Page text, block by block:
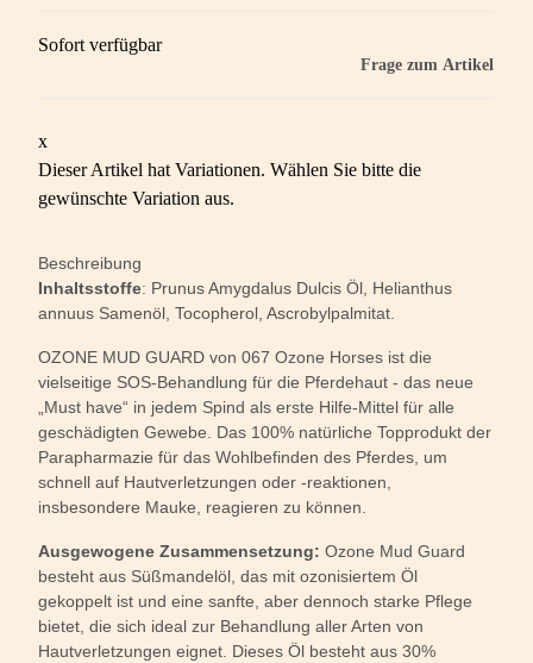
Sofort verfügbar
Frage zum Artikel
x
Dieser Artikel hat Variationen. Wählen Sie bitte die
gewünschte Variation aus.
Beschreibung
Inhaltsstoffe: Prunus Amygdalus Dulcis Öl, Helianthus
annuus Samenöl, Tocopherol, Ascrobylpalmitat.
OZONE MUD GUARD von 067 Ozone Horses ist die
vielseitige SOS-Behandlung für die Pferdehaut - das neue
„Must have“ in jedem Spind als erste Hilfe-Mittel für alle
geschädigten Gewebe. Das 100% natürliche Topprodukt der
Parapharmazie für das Wohlbefinden des Pferdes, um
schnell auf Hautverletzungen oder -reaktionen,
insbesondere Mauke, reagieren zu können.
Ausgewogene Zusammensetzung: Ozone Mud Guard
besteht aus Süßmandelöl, das mit ozonisiertem Öl
gekoppelt ist und eine sanfte, aber dennoch starke Pflege
bietet, die sich ideal zur Behandlung aller Arten von
Hautverletzungen eignet. Dieses Öl besteht aus 30%